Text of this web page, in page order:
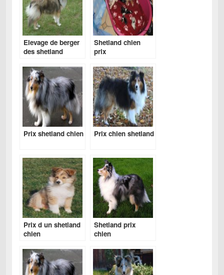
Elevage de berger
des shetland
Shetland chien
prix
Prix shetland chien Prix chien shetland
Prix d un shetland
chien
Shetland prix
chien